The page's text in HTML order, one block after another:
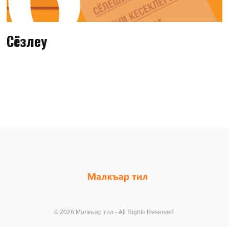
Сёзлеу
© 2026 Малкъар тил - All Rights Reserved.